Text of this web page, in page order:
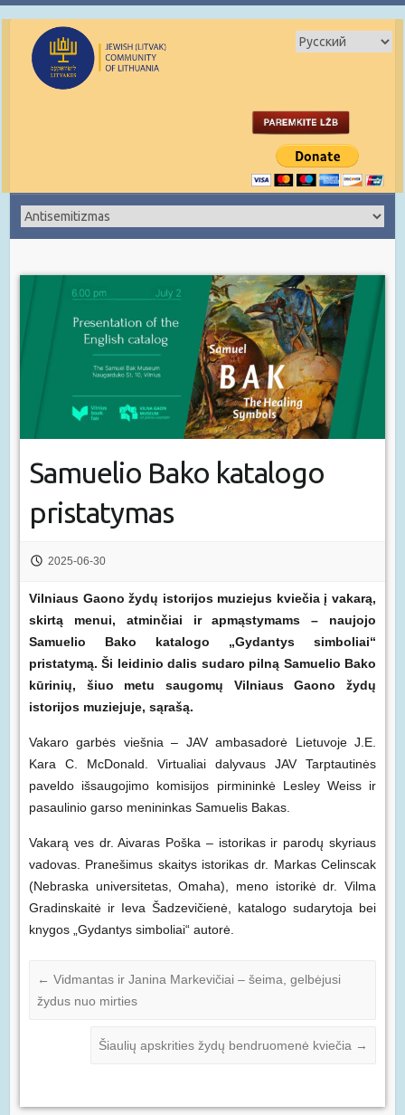
Samuelio Bako katalogo
pristatymas
2025-06-30
Vilniaus Gaono žydų istorijos muziejus kviečia į vakarą,
skirtą menui, atminčiai ir apmąstymams – naujojo
Samuelio Bako katalogo „Gydantys simboliai“
pristatymą. Ši leidinio dalis sudaro pilną Samuelio Bako
kūrinių, šiuo metu saugomų Vilniaus Gaono žydų
istorijos muziejuje, sąrašą.
Vakaro garbės viešnia – JAV ambasadorė Lietuvoje J.E.
Kara C. McDonald. Virtualiai dalyvaus JAV Tarptautinės
paveldo išsaugojimo komisijos pirmininkė Lesley Weiss ir
pasaulinio garso menininkas Samuelis Bakas.
Vakarą ves dr. Aivaras Poška – istorikas ir parodų skyriaus
vadovas. Pranešimus skaitys istorikas dr. Markas Celinscak
(Nebraska universitetas, Omaha), meno istorikė dr. Vilma
Gradinskaitė ir Ieva Šadzevičienė, katalogo sudarytoja bei
knygos „Gydantys simboliai“ autorė.
← Vidmantas ir Janina Markevičiai – šeima, gelbėjusi
žydus nuo mirties
Šiaulių apskrities žydų bendruomenė kviečia →